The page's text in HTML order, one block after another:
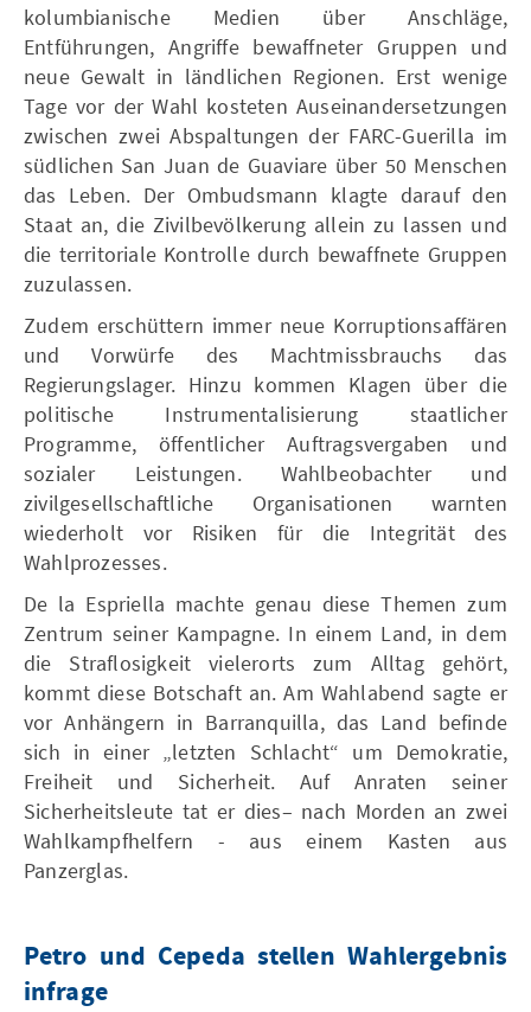
kolumbianische Medien über Anschläge,
Entführungen, Angriffe bewaffneter Gruppen und
neue Gewalt in ländlichen Regionen. Erst wenige
Tage vor der Wahl kosteten Auseinandersetzungen
zwischen zwei Abspaltungen der FARC-Guerilla im
südlichen San Juan de Guaviare über 50 Menschen
das Leben. Der Ombudsmann klagte darauf den
Staat an, die Zivilbevölkerung allein zu lassen und
die territoriale Kontrolle durch bewaffnete Gruppen
zuzulassen.
Zudem erschüttern immer neue Korruptionsaffären
und Vorwürfe des Machtmissbrauchs das
Regierungslager. Hinzu kommen Klagen über die
politische Instrumentalisierung staatlicher
Programme, öffentlicher Auftragsvergaben und
sozialer Leistungen. Wahlbeobachter und
zivilgesellschaftliche Organisationen warnten
wiederholt vor Risiken für die Integrität des
Wahlprozesses.
De la Espriella machte genau diese Themen zum
Zentrum seiner Kampagne. In einem Land, in dem
die Straflosigkeit vielerorts zum Alltag gehört,
kommt diese Botschaft an. Am Wahlabend sagte er
vor Anhängern in Barranquilla, das Land befinde
sich in einer „letzten Schlacht“ um Demokratie,
Freiheit und Sicherheit. Auf Anraten seiner
Sicherheitsleute tat er dies– nach Morden an zwei
Wahlkampfhelfern - aus einem Kasten aus
Panzerglas.
Petro und Cepeda stellen Wahlergebnis
infrage